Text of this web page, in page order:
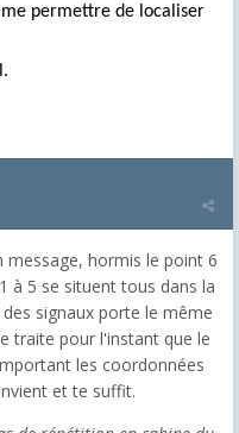
me permettre de localiser
hormis le point 6
à 5 se situent tous dans la
signaux porte le même
traite pour l'instant que le
les coordonnées
et te suffit.